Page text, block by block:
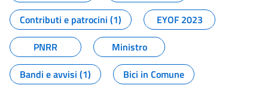
Contributi e patrocini (1)
EYOF 2023
PNRR
Ministro
Bandi e avvisi (1)
Bici in Comune